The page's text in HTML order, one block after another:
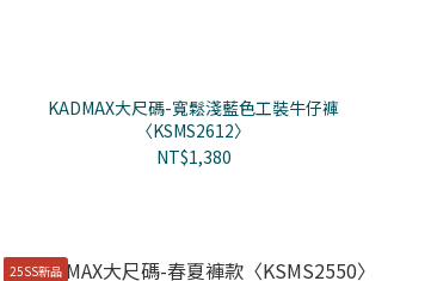
KADMAX大尺碼-寬鬆淺藍色工裝牛仔褲
〈KSMS2612〉
NT$1,380
25SS新品